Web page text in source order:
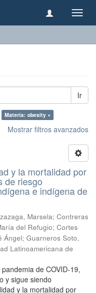
Ir
Materia: obesity ×
Mostrar filtros avanzados
y la mortalidad por
de riesgo
e indígena de
Marsela; Contreras
del Refugio; Cortes
Ángel; Guarneros Soto,
Latinoamericana de
de COVID-19,
y sigue siendo
y la mortalidad por